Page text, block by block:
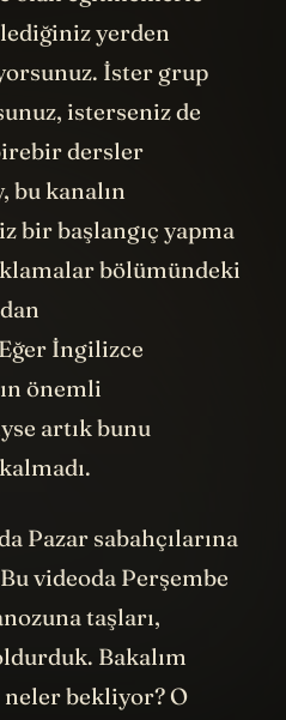
yerden
İster grup
isterseniz de
dersler
bu kanalın
bir başlangıç yapma
bölümündeki
İngilizce
önemli
artık bunu
Pazar sabahçılarına
videoda Perşembe
taşları,
Bakalım
neler bekliyor? O